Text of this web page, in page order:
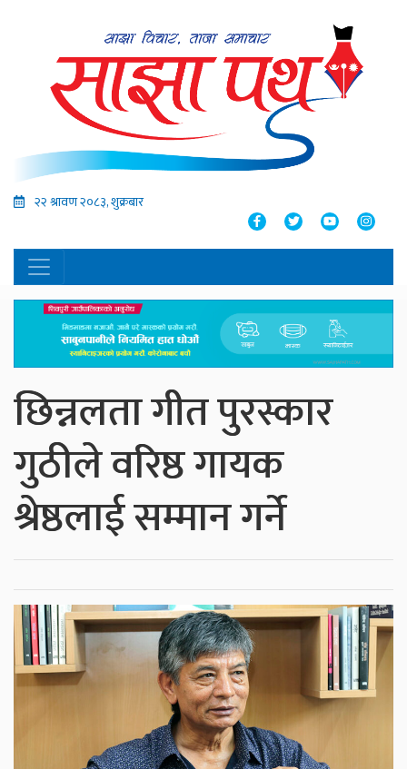
२२ श्रावण २०८३, शुक्रबार
छिन्नलता गीत पुरस्कार
गुठीले वरिष्ठ गायक
श्रेष्ठलाई सम्मान गर्ने